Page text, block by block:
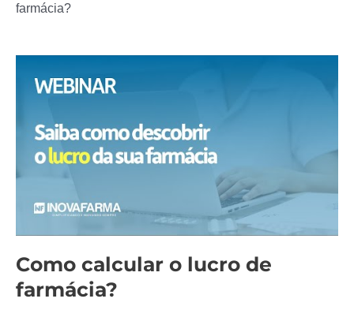
farmácia?
Como calcular o lucro de
farmácia?